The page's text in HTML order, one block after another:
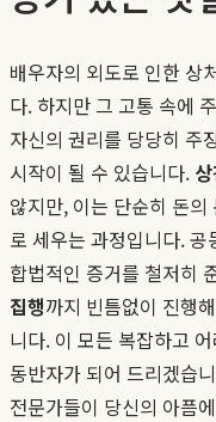
배우자의 외도로 인한 상
다. 하지만 그 고통 속에
자신의 권리를 당당히 주
시작이 될 수 있습니다.
않지만, 이는 단순히 돈
로 세우는 과정입니다.
합법적인 증거를 철저히
집행까지 빈틈없이 진행
니다. 이 모든 복잡하고
동반자가 되어 드리겠습
전문가들이 당신의 아픔